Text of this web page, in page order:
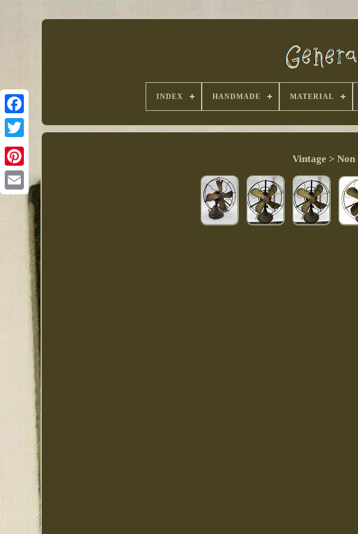
INDEX HANDMADE MATERIAL
Vintage > Non